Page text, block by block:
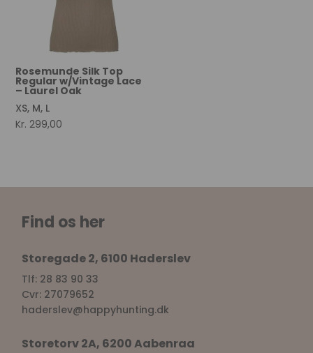
Rosemunde Silk Top
Regular w/Vintage Lace
– Laurel Oak
XS, M, L
Kr. 299,00
Find os her
Storegade 2, 6100 Haderslev
Tlf: 28 83 90 33
Cvr: 27079652
haderslev@happyhunting.dk
Storetorv 2A, 6200 Aabenraa